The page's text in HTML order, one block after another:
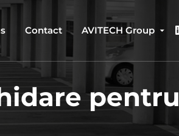
Contact AVITECH Group
pentru